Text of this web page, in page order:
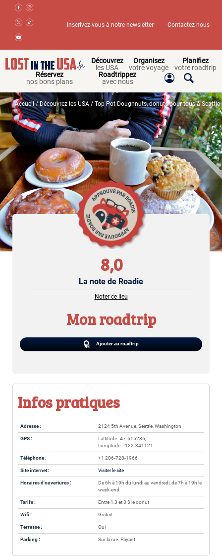
Inscrivez-vous à notre newsletter Contactez-nous
Découvrez
les USA
Organisez
votre voyage
Planifiez
votre roadtrip
Réservez
nos bons plans
Roadtrippez
avec nous
Accueil/Découvrez les USA / Top Pot Doughnuts, donuts pour tous à Seattle
8,0
La note de Roadie
Noter ce lieu
Mon roadtrip
Ajouter au roadtrip
Infos pratiques
Adresse : 2124 5th Avenue, Seattle, Washington
GPS :
Lattitude : 47.615236,
Longitude : -122.341121
Téléphone : +1 206-728-1966
Site internet : Visiter le site
Horaires d'ouvertures :
De 6h à 19h du lundi au vendredi, de 7h à 19h le
week-end
Tarifs : Entre 1,3 et 3 $ le donut
Wifi : Gratuit
Terrasse : Oui
Parking : Sur la rue. Payant